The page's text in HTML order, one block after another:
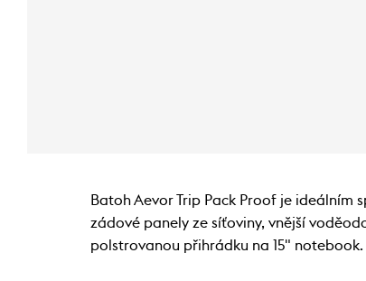
Batoh Aevor Trip Pack Proof je
zádové panely ze síťoviny, vnější
polstrovanou přihrádku na 15" notebook.